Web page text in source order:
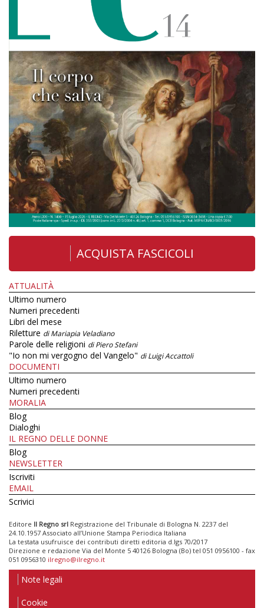
ACQUISTA FASCICOLI
ATTUALITÀ
Ultimo numero
Numeri precedenti
Libri del mese
Riletture di Mariapia Veladiano
Parole delle religioni di Piero Stefani
"Io non mi vergogno del Vangelo" di Luigi Accattoli
DOCUMENTI
Ultimo numero
Numeri precedenti
MORALIA
Blog
Dialoghi
IL REGNO DELLE DONNE
Blog
NEWSLETTER
Iscriviti
EMAIL
Scrivici
Editore Il Regno srl Registrazione del Tribunale di Bologna N. 2237 del
24.10.1957 Associato all’Unione Stampa Periodica Italiana
La testata usufruisce dei contributi diretti editoria d.lgs 70/2017
Direzione e redazione Via del Monte 5 40126 Bologna (Bo) tel 051 0956100 - fax
051 0956310 ilregno@ilregno.it
Note legali
Cookie